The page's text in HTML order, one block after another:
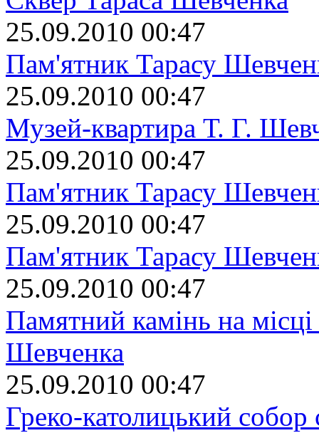
25.09.2010 00:47
Пам'ятник Тарасу
25.09.2010 00:47
Музей-квартира Т. Г.
25.09.2010 00:47
Пам'ятник Тарасу
25.09.2010 00:47
Пам'ятник Тарасу
25.09.2010 00:47
Памятний камінь на
Шевченка
25.09.2010 00:47
Греко-католицький собор